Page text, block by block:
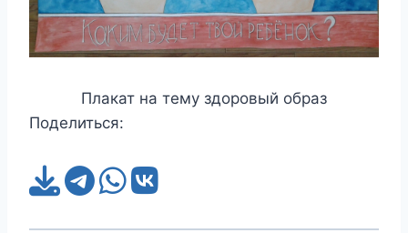
Плакат на тему здоровый образ
Поделиться: